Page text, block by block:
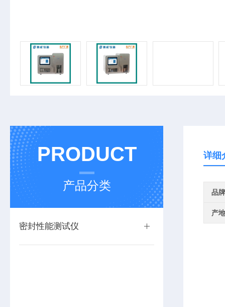
PRODUCT
产品分类
密封性能测试仪
详细
品牌
产